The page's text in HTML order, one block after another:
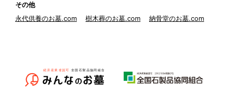
その他
永代供養のお墓.com
樹木葬のお墓.com 納骨堂のお墓.com